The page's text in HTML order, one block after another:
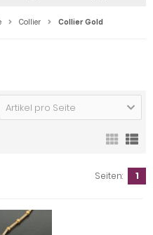
Collier Collier Gold
Artikel pro Seite
Seiten: 1